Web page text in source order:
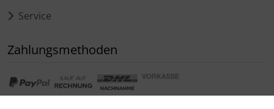
Service
Zahlungsmethoden